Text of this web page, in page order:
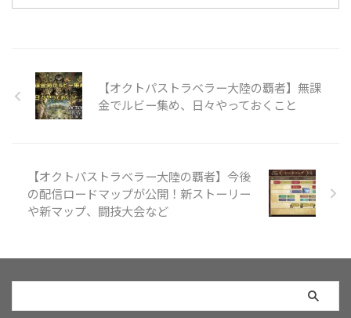
今回はEX版の追加機能補一つで
通常版ではこの機能は利用できま
せん。EX版の機能になりますの
でご注意ください。 アイキャッ
チをYoutube動画に変更する
【オクトパストラベラー大陸の覇者】無課
金でルビー集め、日々やっておくこと
【オクトパストラベラー大陸の覇者】今後
の配信ロードマップが公開！新ストーリー
や新マップ、闘技大会など